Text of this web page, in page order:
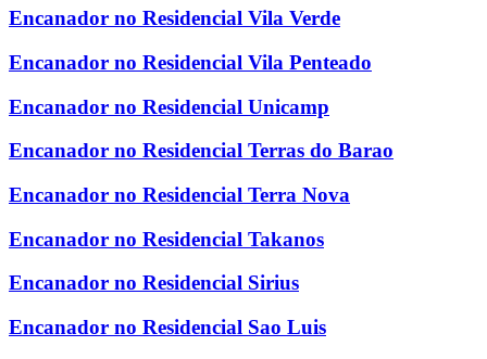
Encanador no Residencial Vila Verde
Encanador no Residencial Vila Penteado
Encanador no Residencial Unicamp
Encanador no Residencial Terras do Barao
Encanador no Residencial Terra Nova
Encanador no Residencial Takanos
Encanador no Residencial Sirius
Encanador no Residencial Sao Luis